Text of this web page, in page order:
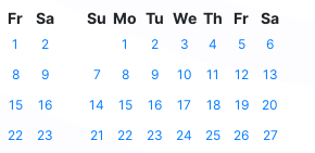
Fr Sa
1
2
8
9
15
16
22
23
Su Mo Tu We Th Fr Sa
1 2 3 4 5
6
7
8 9 10 11 12
13
14
15 16 17 18 19
20
21
22 23 24 25 26
27